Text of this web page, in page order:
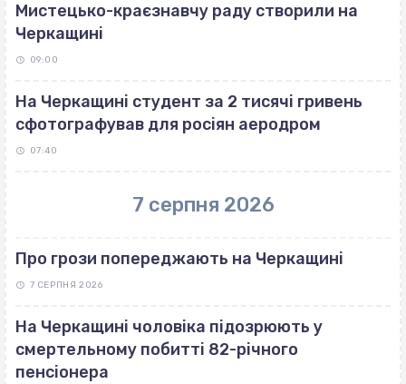
Мистецько-краєзнавчу раду створили на
Черкащині
09:00
На Черкащині студент за 2 тисячі гривень
сфотографував для росіян аеродром
07:40
7 серпня 2026
Про грози попереджають на Черкащині
7 СЕРПНЯ 2026
На Черкащині чоловіка підозрюють у
смертельному побитті 82-річного
пенсіонера